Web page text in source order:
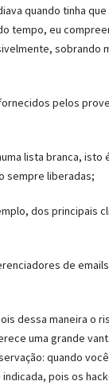
quando tinha
tempo, eu
sobrando
pelos
lista branca, isto
sempre liberadas;
dos principais
de
dessa maneira o
uma grande
quando
pois os